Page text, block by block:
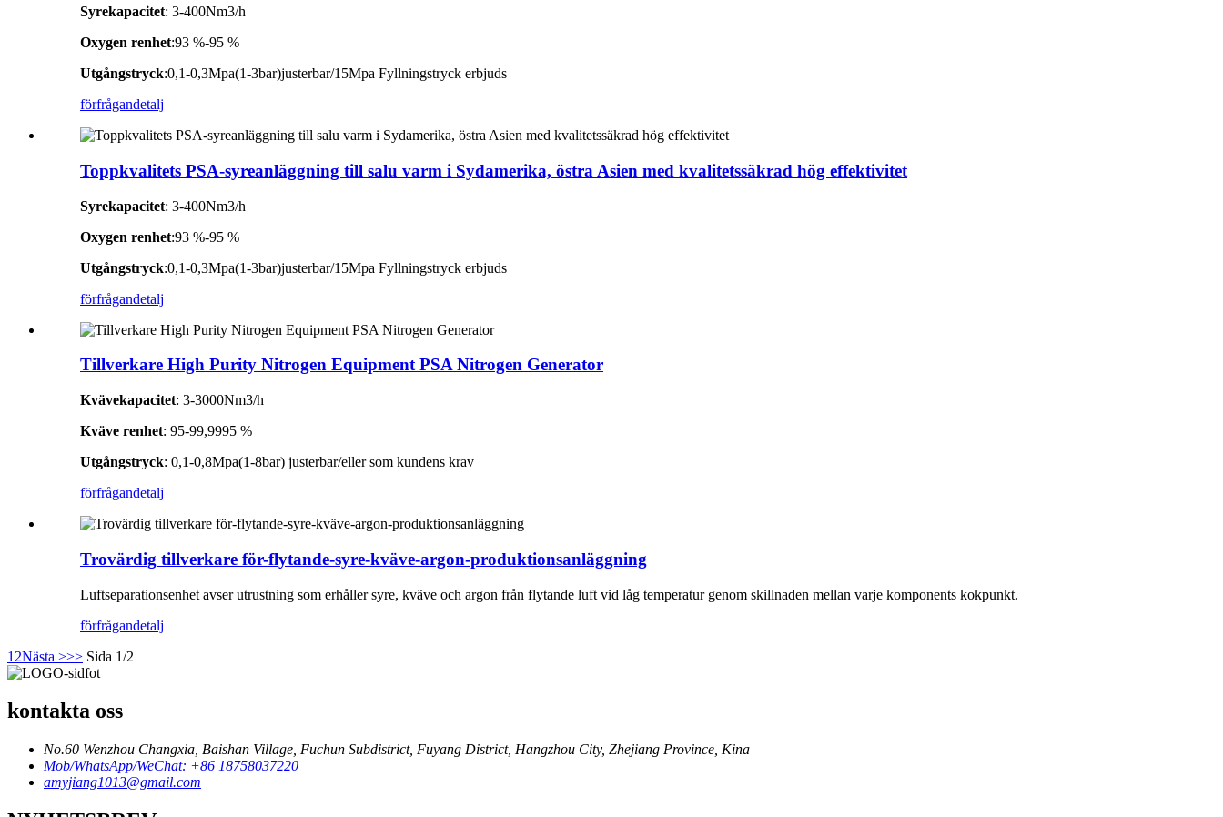
Syrekapacitet: 3-400Nm3/h
Oxygen renhet:93 %-95 %
Utgångstryck:0,1-0,3Mpa(1-3bar)justerbar/15Mpa Fyllningstryck erbjuds
förfrågandetalj
Toppkvalitets PSA-syreanläggning till salu varm i Sydamerika, östra Asien med kvalitetssäkrad hög effektivitet
Syrekapacitet: 3-400Nm3/h
Oxygen renhet:93 %-95 %
Utgångstryck:0,1-0,3Mpa(1-3bar)justerbar/15Mpa Fyllningstryck erbjuds
förfrågandetalj
Tillverkare High Purity Nitrogen Equipment PSA Nitrogen Generator
Kvävekapacitet: 3-3000Nm3/h
Kväve renhet: 95-99,9995 %
Utgångstryck: 0,1-0,8Mpa(1-8bar) justerbar/eller som kundens krav
förfrågandetalj
Trovärdig tillverkare för-flytande-syre-kväve-argon-produktionsanläggning
Luftseparationsenhet avser utrustning som erhåller syre, kväve och argon från flytande luft vid låg temperatur genom skillnaden mellan varje komponents kokpunkt.
förfrågandetalj
1 2Nästa >>> Sida 1/2
kontakta oss
No.60 Wenzhou Changxia, Baishan Village, Fuchun Subdistrict, Fuyang District, Hangzhou City, Zhejiang Province, Kina
Mob/WhatsApp/WeChat: +86 18758037220
amyjiang1013@gmail.com